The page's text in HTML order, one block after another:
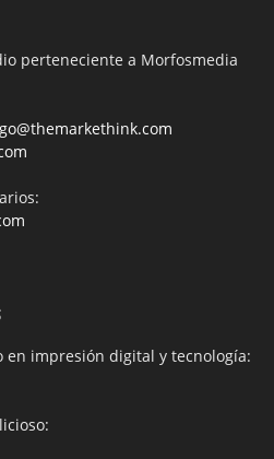
perteneciente a Morfosmedia
impresión digital y tecnología: